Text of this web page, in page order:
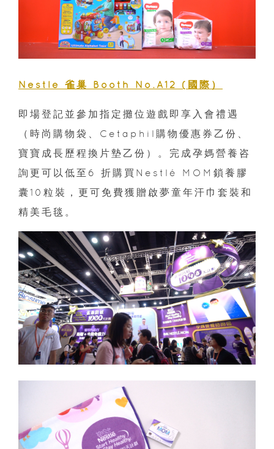
Nestlé 雀巢 Booth No.A12 (國際）
即場登記並參加指定攤位遊戲即享入會禮遇
（時尚購物袋、Cetaphil購物優惠券乙份、
寶寶成長歷程換片墊乙份）。完成孕媽營養咨
詢更可以低至6 折購買Nestlé MOM鎖養膠
囊10粒裝，更可免費獲贈啟夢童年汗巾套裝和
精美毛毯。